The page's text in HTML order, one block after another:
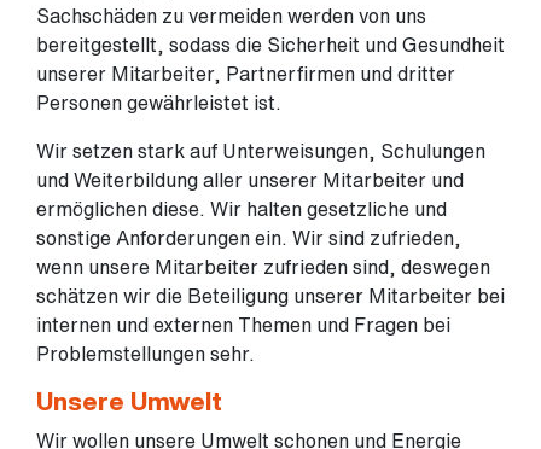
Sachschäden zu vermeiden werden von uns
bereitgestellt, sodass die Sicherheit und Gesundheit
unserer Mitarbeiter, Partnerfirmen und dritter
Personen gewährleistet ist.
Wir setzen stark auf Unterweisungen, Schulungen
und Weiterbildung aller unserer Mitarbeiter und
ermöglichen diese. Wir halten gesetzliche und
sonstige Anforderungen ein. Wir sind zufrieden,
wenn unsere Mitarbeiter zufrieden sind, deswegen
schätzen wir die Beteiligung unserer Mitarbeiter bei
internen und externen Themen und Fragen bei
Problemstellungen sehr.
Unsere Umwelt
Wir wollen unsere Umwelt schonen und Energie